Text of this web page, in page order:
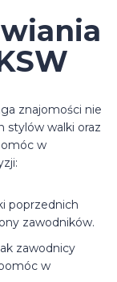
znajomości nie
stylów walki oraz
w
poprzednich
zawodników.
zawodnicy
w